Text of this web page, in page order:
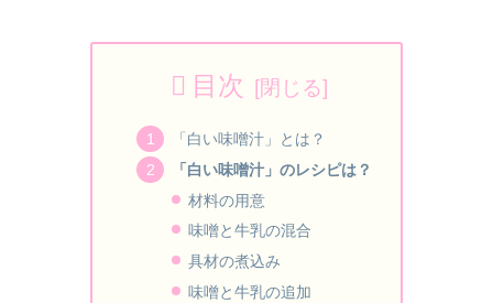
目次
「白い味噌汁」とは？
「白い味噌汁」のレシピは？
材料の用意
味噌と牛乳の混合
具材の煮込み
味噌と牛乳の追加